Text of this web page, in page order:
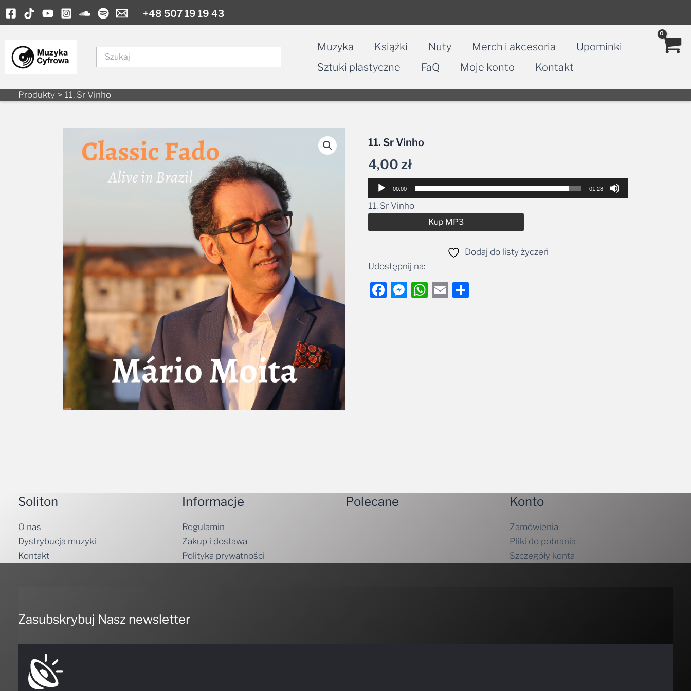
Skip
to
+48 507 19 19 43
Muzyka Książki Nuty Merch i akcesoria
Upominki
Sztuki plastyczne
FaQ Moje konto Kontakt
Produkty 11. Sr Vinho
11. Sr Vinho
4,00zł
Odtwarzacz
plików
dźwiękowych
00:00 01:28
11. Sr Vinho
Kup MP3
Dodaj do listy życzeń
Udostępnij na:
Facebook
Messenger
WhatsApp
EmailShare
Soliton
O nas
Dystrybucja muzyki
Kontakt
Informacje
Regulamin
Zakup i dostawa
Polityka prywatności
Polecane Konto
Zamówienia
Pliki do pobrania
Szczegóły konta
Zasubskrybuj Nasz newsletter